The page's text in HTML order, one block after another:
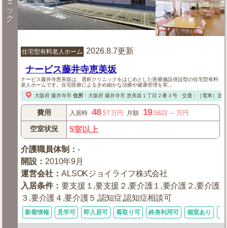
ッ
ク
住宅型有料老人ホーム 2026.8.7更新
ナービス藤井寺恵美坂
ナービス藤井寺恵美坂は、透析クリニックをはじめとした医療施設併設型の住宅型有料
老人ホームです。在宅医療によるきめ細かな治療や健康管理を実...
大阪府 藤井寺市 住所： 大阪府 藤井寺市恵美坂１丁目２番３号 交通：［電車］近
費用 入居時 48.57 万円 月額 19.5822 ～万円
空室状況 5室以上
介護職員体制 ：-
開設 ： 2010年9月
運営会社 ：ALSOKジョイライフ株式会社
入居条件：要支援１,要支援２,要介護１,要介護２,要介護
３,要介護４,要介護５,認知症,認知症相談可
新着情報 見学可 即入居可 看取り可 終身利用可 個室あり 体